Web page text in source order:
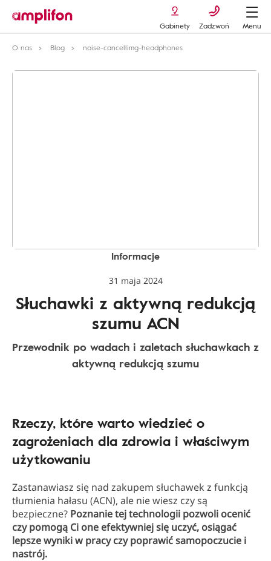
Gabinety Zadzwoń
Menu
O nas
Blog noise-cancellimg-headphones
Informacje
31 maja 2024
Słuchawki z aktywną redukcją
szumu ACN
Przewodnik po wadach i zaletach słuchawkach z
aktywną redukcją szumu
Rzeczy, które warto wiedzieć o
zagrożeniach dla zdrowia i właściwym
użytkowaniu
Zastanawiasz się nad zakupem słuchawek z funkcją
tłumienia hałasu (ACN), ale nie wiesz czy są
bezpieczne? Poznanie tej technologii pozwoli ocenić
czy pomogą Ci one efektywniej się uczyć, osiągać
lepsze wyniki w pracy czy poprawić samopoczucie i
nastrój.